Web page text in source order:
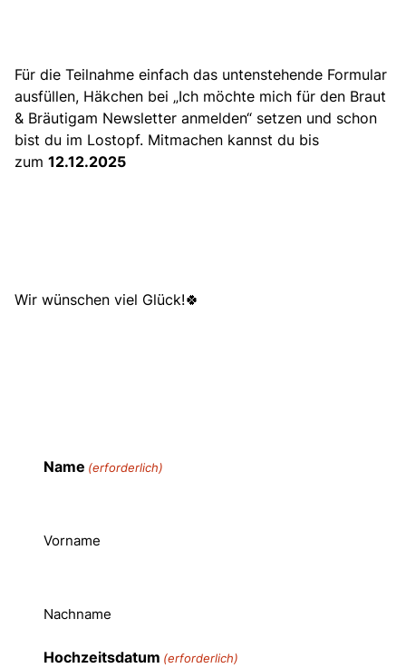
Für die Teilnahme einfach das untenstehende Formular
ausfüllen, Häkchen bei „Ich möchte mich für den Braut
& Bräutigam Newsletter anmelden“ setzen und schon
bist du im Lostopf. Mitmachen kannst du bis
zum 12.12.2025
Wir wünschen viel Glück!🍀
Name (erforderlich)
Vorname
Nachname
Hochzeitsdatum (erforderlich)